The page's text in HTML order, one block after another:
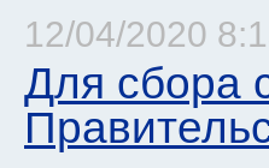
12/04/2020
Для сбора